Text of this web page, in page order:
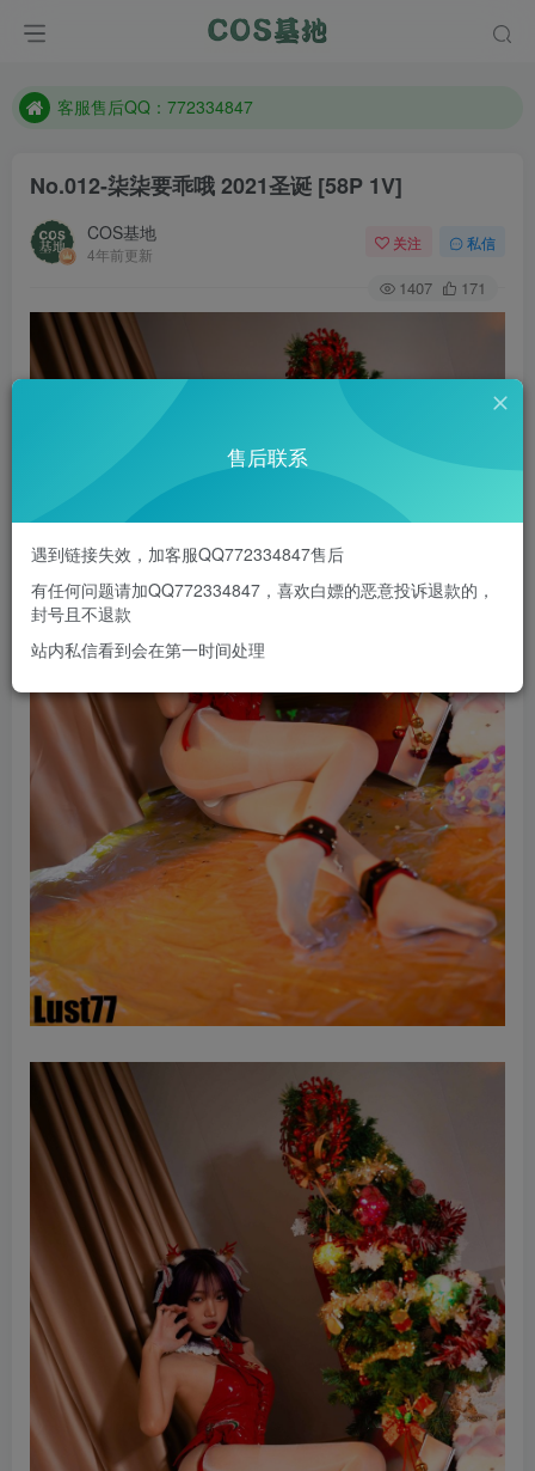
遇到任何问题加客服QQ：772334847
客服售后QQ：772334847
防失联：百度搜索《一七天佳》，实时查看最新站点。
No.012-柒柒要乖哦 2021圣诞 [58P 1V]
COS基地
4年前更新
关注 私信
1407 171
售后联系
遇到链接失效，加客服QQ772334847售后
有任何问题请加QQ772334847，喜欢白嫖的恶意投诉退款的，
封号且不退款
站内私信看到会在第一时间处理